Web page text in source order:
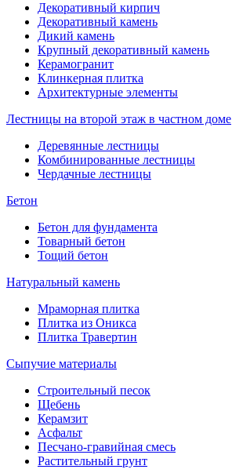
Декоративный кирпич
Декоративный камень
Дикий камень
Крупный декоративный камень
Керамогранит
Клинкерная плитка
Архитектурные элементы
Лестницы на второй этаж в частном доме
Деревянные лестницы
Комбинированные лестницы
Чердачные лестницы
Бетон
Бетон для фундамента
Товарный бетон
Тощий бетон
Натуральный камень
Мраморная плитка
Плитка из Оникса
Плитка Травертин
Сыпучие материалы
Строительный песок
Щебень
Керамзит
Асфальт
Песчано-гравийная смесь
Растительный грунт